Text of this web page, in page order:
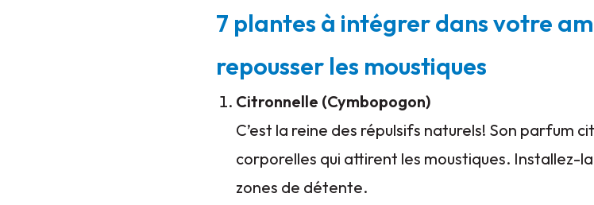
7 plantes à intégrer dans votre
repousser les moustiques
Citronnelle (Cymbopogon)
C’est la reine des répulsifs naturels! Son parfum
corporelles qui attirent les moustiques. Installez-
zones de détente.